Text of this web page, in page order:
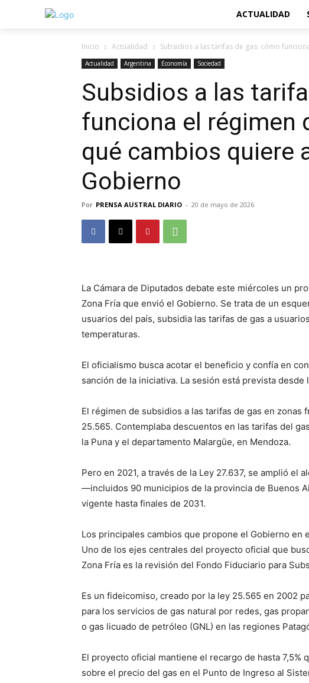
ACTUALIDAD
Inicio Actualidad Subsidios a las tarifas de gas: cómo
Actualidad Argentina Economía Sociedad
Subsidios a las
funciona el régimen
qué cambios quiere
Gobierno
Por PRENSA AUSTRAL DIARIO - 20 de mayo de 2026
La Cámara de Diputados debate este miércoles un
Zona Fría que envió el Gobierno. Se trata de un
usuarios del país, subsidia las tarifas de gas a
temperaturas.
El oficialismo busca acotar el beneficio y confía en
sanción de la iniciativa. La sesión está prevista desde
El régimen de subsidios a las tarifas de gas en zonas
25.565. Contemplaba descuentos en las tarifas del
la Puna y el departamento Malargüe, en Mendoza.
Pero en 2021, a través de la Ley 27.637, se amplió el
—incluidos 90 municipios de la provincia de Buenos
vigente hasta finales de 2031.
Los principales cambios que propone el Gobierno en
Uno de los ejes centrales del proyecto oficial que
Zona Fría es la revisión del Fondo Fiduciario para
Es un fideicomiso, creado por la ley 25.565 en 2002
para los servicios de gas natural por redes, gas
o gas licuado de petróleo (GNL) en las regiones
El proyecto oficial mantiene el recargo de hasta 7,5%
sobre el precio del gas en el Punto de Ingreso al